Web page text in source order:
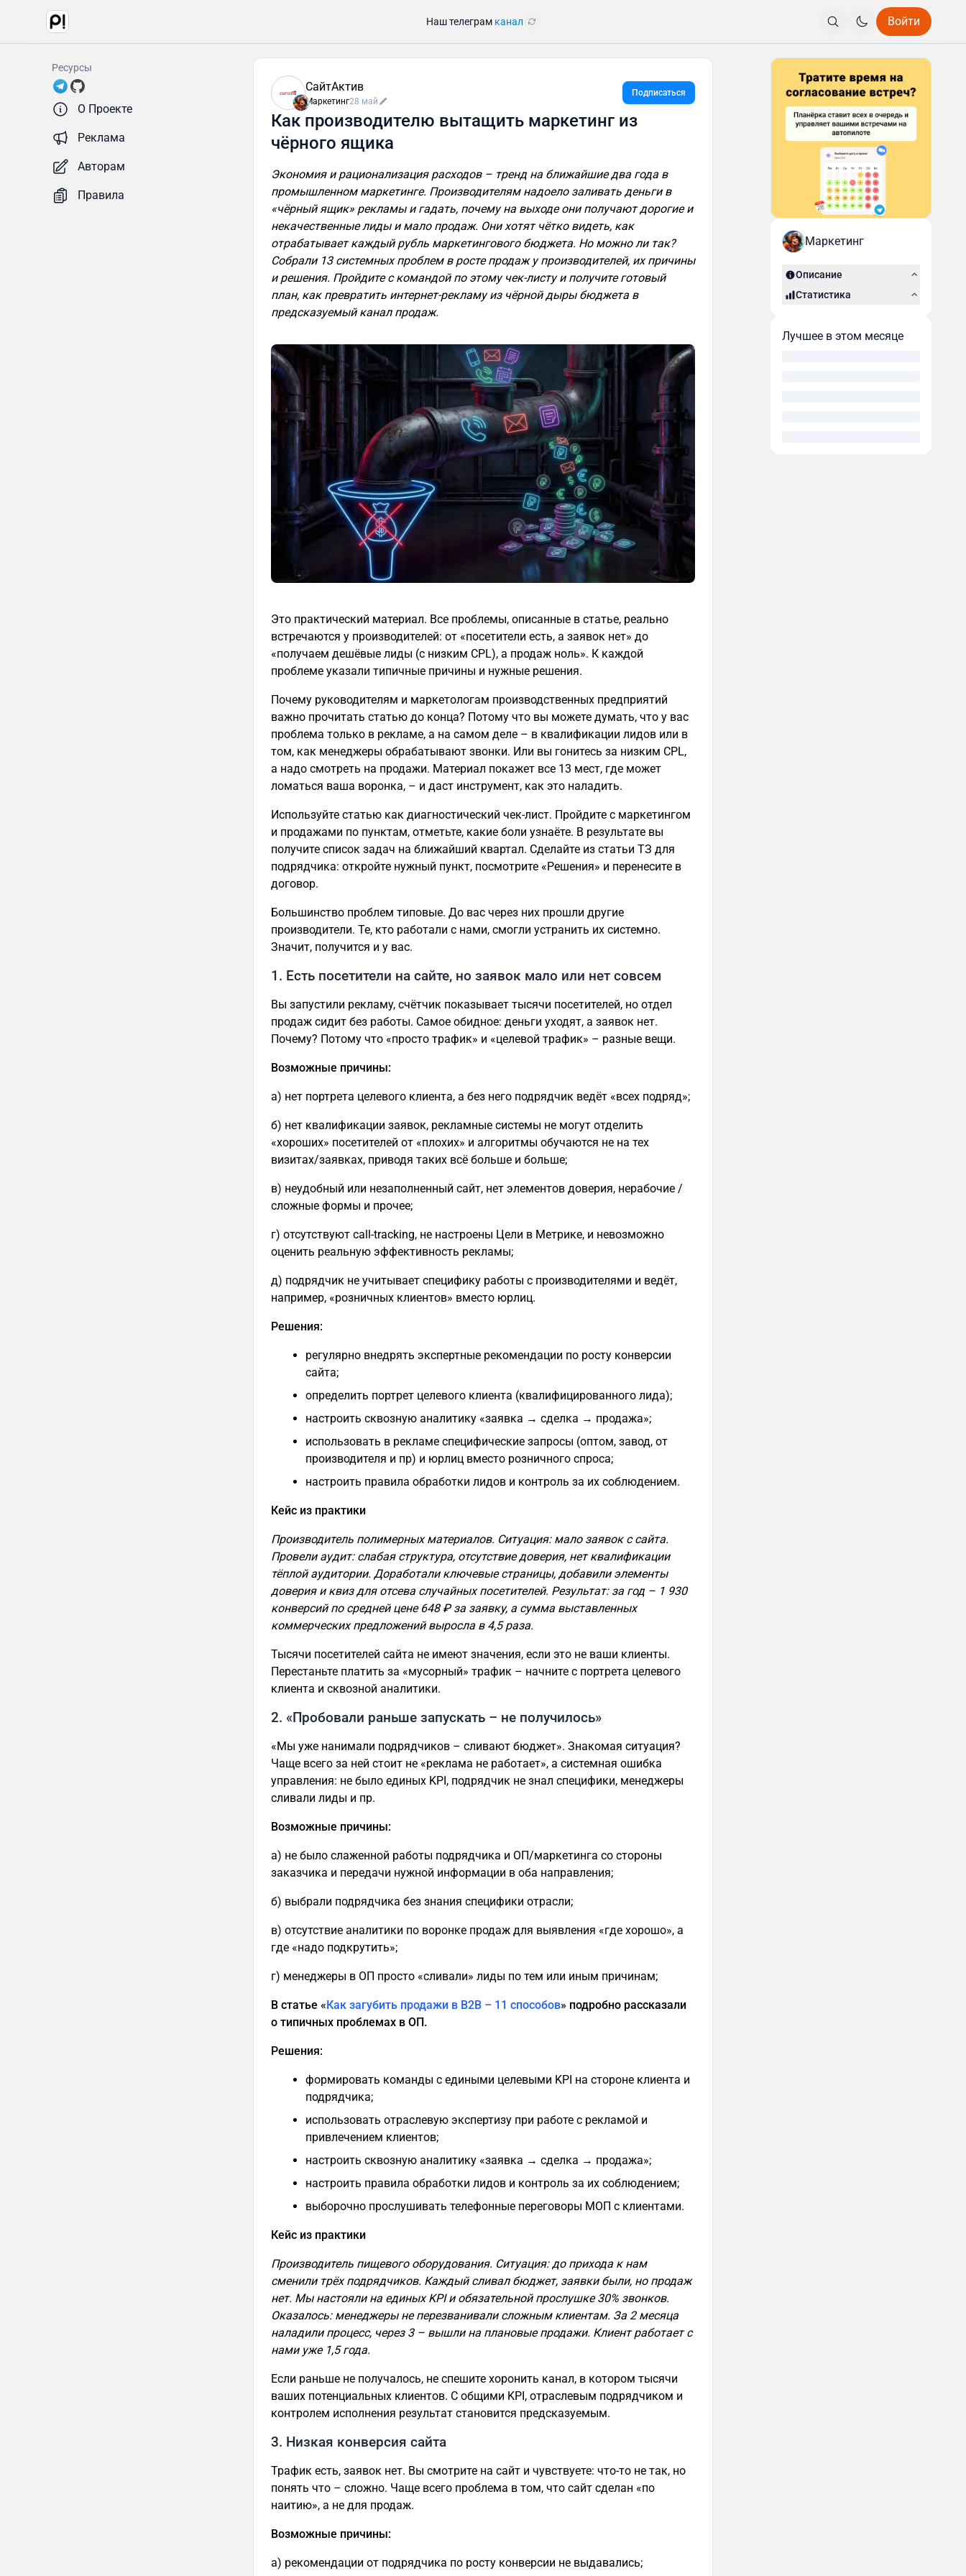
Наш телеграм канал Войти
Ресурсы
О Проекте
Реклама
Авторам
Правила
СайтАктив
Маркетинг28 май
Подписаться
Как производителю вытащить маркетинг из
чёрного ящика
Экономия и рационализация расходов – тренд на ближайшие два года в
промышленном маркетинге. Производителям надоело заливать деньги в
«чёрный ящик» рекламы и гадать, почему на выходе они получают дорогие и
некачественные лиды и мало продаж. Они хотят чётко видеть, как
отрабатывает каждый рубль маркетингового бюджета. Но можно ли так?
Собрали 13 системных проблем в росте продаж у производителей, их причины
и решения. Пройдите с командой по этому чек-листу и получите готовый
план, как превратить интернет-рекламу из чёрной дыры бюджета в
предсказуемый канал продаж.
Это практический материал. Все проблемы, описанные в статье, реально
встречаются у производителей: от «посетители есть, а заявок нет» до
«получаем дешёвые лиды (с низким CPL), а продаж ноль». К каждой
проблеме указали типичные причины и нужные решения.
Почему руководителям и маркетологам производственных предприятий
важно прочитать статью до конца? Потому что вы можете думать, что у вас
проблема только в рекламе, а на самом деле – в квалификации лидов или в
том, как менеджеры обрабатывают звонки. Или вы гонитесь за низким CPL,
а надо смотреть на продажи. Материал покажет все 13 мест, где может
ломаться ваша воронка, – и даст инструмент, как это наладить.
Используйте статью как диагностический чек-лист. Пройдите с маркетингом
и продажами по пунктам, отметьте, какие боли узнаёте. В результате вы
получите список задач на ближайший квартал. Сделайте из статьи ТЗ для
подрядчика: откройте нужный пункт, посмотрите «Решения» и перенесите в
договор.
Большинство проблем типовые. До вас через них прошли другие
производители. Те, кто работали с нами, смогли устранить их системно.
Значит, получится и у вас.
1. Есть посетители на сайте, но заявок мало или нет совсем
Вы запустили рекламу, счётчик показывает тысячи посетителей, но отдел
продаж сидит без работы. Самое обидное: деньги уходят, а заявок нет.
Почему? Потому что «просто трафик» и «целевой трафик» – разные вещи.
Возможные причины:
а) нет портрета целевого клиента, а без него подрядчик ведёт «всех подряд»;
б) нет квалификации заявок, рекламные системы не могут отделить
«хороших» посетителей от «плохих» и алгоритмы обучаются не на тех
визитах/заявках, приводя таких всё больше и больше;
в) неудобный или незаполненный сайт, нет элементов доверия, нерабочие /
сложные формы и прочее;
г) отсутствуют call-tracking, не настроены Цели в Метрике, и невозможно
оценить реальную эффективность рекламы;
д) подрядчик не учитывает специфику работы с производителями и ведёт,
например, «розничных клиентов» вместо юрлиц.
Решения:
регулярно внедрять экспертные рекомендации по росту конверсии
сайта;
определить портрет целевого клиента (квалифицированного лида);
настроить сквозную аналитику «заявка → сделка → продажа»;
использовать в рекламе специфические запросы (оптом, завод, от
производителя и пр) и юрлиц вместо розничного спроса;
настроить правила обработки лидов и контроль за их соблюдением.
Кейс из практики
Производитель полимерных материалов. Ситуация: мало заявок с сайта.
Провели аудит: слабая структура, отсутствие доверия, нет квалификации
тёплой аудитории. Доработали ключевые страницы, добавили элементы
доверия и квиз для отсева случайных посетителей. Результат: за год – 1 930
конверсий по средней цене 648 ₽ за заявку, а сумма выставленных
коммерческих предложений выросла в 4,5 раза.
Тысячи посетителей сайта не имеют значения, если это не ваши клиенты.
Перестаньте платить за «мусорный» трафик – начните с портрета целевого
клиента и сквозной аналитики.
2. «Пробовали раньше запускать – не получилось»
«Мы уже нанимали подрядчиков – сливают бюджет». Знакомая ситуация?
Чаще всего за ней стоит не «реклама не работает», а системная ошибка
управления: не было единых KPI, подрядчик не знал специфики, менеджеры
сливали лиды и пр.
Возможные причины:
а) не было слаженной работы подрядчика и ОП/маркетинга со стороны
заказчика и передачи нужной информации в оба направления;
б) выбрали подрядчика без знания специфики отрасли;
в) отсутствие аналитики по воронке продаж для выявления «где хорошо», а
где «надо подкрутить»;
г) менеджеры в ОП просто «сливали» лиды по тем или иным причинам;
В статье «Как загубить продажи в B2B – 11 способов» подробно рассказали
о типичных проблемах в ОП.
Решения:
формировать команды с едиными целевыми KPI на стороне клиента и
подрядчика;
использовать отраслевую экспертизу при работе с рекламой и
привлечением клиентов;
настроить сквозную аналитику «заявка → сделка → продажа»;
настроить правила обработки лидов и контроль за их соблюдением;
выборочно прослушивать телефонные переговоры МОП с клиентами.
Кейс из практики
Производитель пищевого оборудования. Ситуация: до прихода к нам
сменили трёх подрядчиков. Каждый сливал бюджет, заявки были, но продаж
нет. Мы настояли на единых KPI и обязательной прослушке 30% звонков.
Оказалось: менеджеры не перезванивали сложным клиентам. За 2 месяца
наладили процесс, через 3 – вышли на плановые продажи. Клиент работает с
нами уже 1,5 года.
Если раньше не получалось, не спешите хоронить канал, в котором тысячи
ваших потенциальных клиентов. С общими KPI, отраслевым подрядчиком и
контролем исполнения результат становится предсказуемым.
3. Низкая конверсия сайта
Трафик есть, заявок нет. Вы смотрите на сайт и чувствуете: что-то не так, но
понять что – сложно. Чаще всего проблема в том, что сайт сделан «по
наитию», а не для продаж.
Возможные причины:
а) рекомендации от подрядчика по росту конверсии не выдавались;
Маркетинг
Описание
Статистика
Лучшее в этом месяце